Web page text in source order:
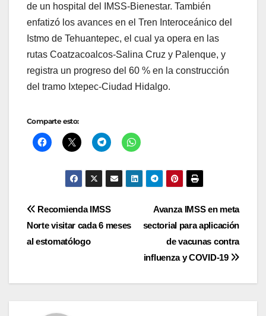
de un hospital del IMSS-Bienestar. También
enfatizó los avances en el Tren Interoceánico del
Istmo de Tehuantepec, el cual ya opera en las
rutas Coatzacoalcos-Salina Cruz y Palenque, y
registra un progreso del 60 % en la construcción
del tramo Ixtepec-Ciudad Hidalgo.
Comparte esto:
Navegación
de
Avanza IMSS en meta
sectorial para aplicación
de vacunas contra
influenza y COVID-19
Recomienda IMSS
Norte visitar cada 6 meses
al estomatólogo